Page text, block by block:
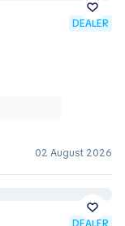
DEALER
02 August 2026